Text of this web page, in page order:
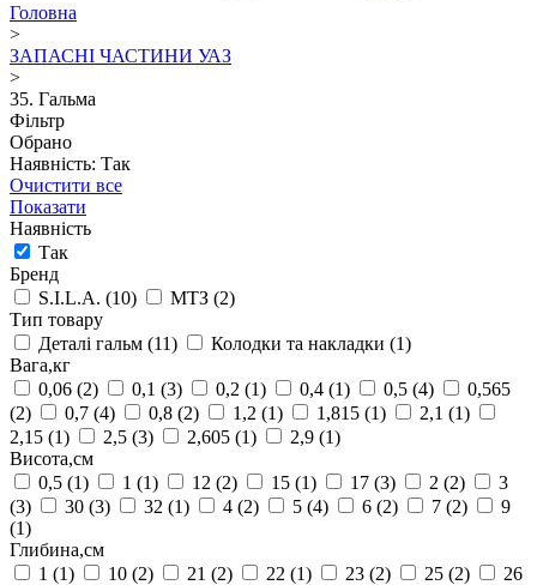
Головна
>
ЗАПАСНІ ЧАСТИНИ УАЗ
>
35. Гальма
Фільтр
Обрано
Наявність: Так
Очистити все
Показати
Наявність
Так
Бренд
S.I.L.A. (10) МТЗ (2)
Тип товару
Деталі гальм (11) Колодки та накладки (1)
Вага,кг
0,06 (2) 0,1 (3) 0,2 (1) 0,4 (1) 0,5 (4)
0,565
(2)
0,7 (4) 0,8 (2) 1,2 (1) 1,815 (1) 2,1 (1)
2,15 (1) 2,5 (3) 2,605 (1) 2,9 (1)
Висота,см
0,5 (1) 1 (1) 12 (2) 15 (1) 17 (3) 2 (2)
3
(3)
30 (3) 32 (1) 4 (2) 5 (4) 6 (2) 7 (2)
9
(1)
Глибина,см
1 (1) 10 (2) 21 (2) 22 (1) 23 (2) 25 (2)
26